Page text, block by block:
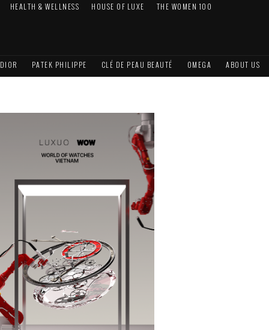
HEALTH & WELLNESS HOUSE OF LUXE THE WOMEN 100
DIOR PATEK PHILIPPE CLÉ DE PEAU BEAUTÉ OMEGA ABOUT US